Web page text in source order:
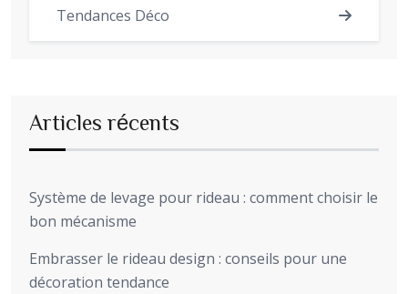
Tendances Déco
Articles récents
Système de levage pour rideau : comment choisir le
bon mécanisme
Embrasser le rideau design : conseils pour une
décoration tendance